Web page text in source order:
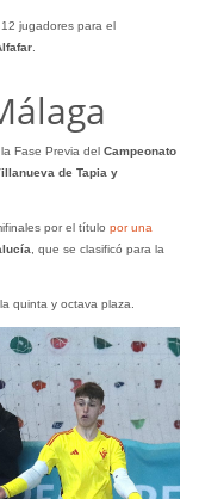
jugadores para el
.
Fase Previa del Campeonato
de Tapia y
por el título por una
, que se clasificó para la
quinta y octava plaza.